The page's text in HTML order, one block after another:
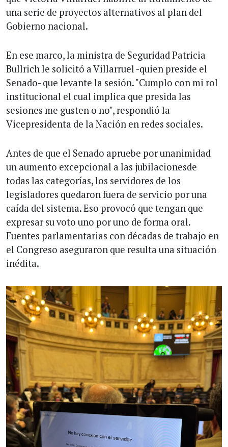
una serie de proyectos alternativos al plan del
Gobierno nacional.
En ese marco, la ministra de Seguridad Patricia
Bullrich le solicitó a Villarruel -quien preside el
Senado- que levante la sesión. "Cumplo con mi rol
institucional el cual implica que presida las
sesiones me gusten o no", respondió la
Vicepresidenta de la Nación en redes sociales.
Antes de que el Senado apruebe por unanimidad
un aumento excepcional a las jubilacionesde
todas las categorías, los servidores de los
legisladores quedaron fuera de servicio por una
caída del sistema. Eso provocó que tengan que
expresar su voto uno por uno de forma oral.
Fuentes parlamentarias con décadas de trabajo en
el Congreso aseguraron que resulta una situación
inédita.